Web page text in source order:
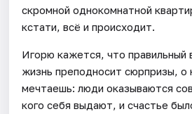
скромной однокомнатной
кстати, всё и происходит.
Игорю кажется, что правильный
жизнь преподносит сюрпризы, о
мечтаешь: люди оказываются
кого себя выдают, и счастье